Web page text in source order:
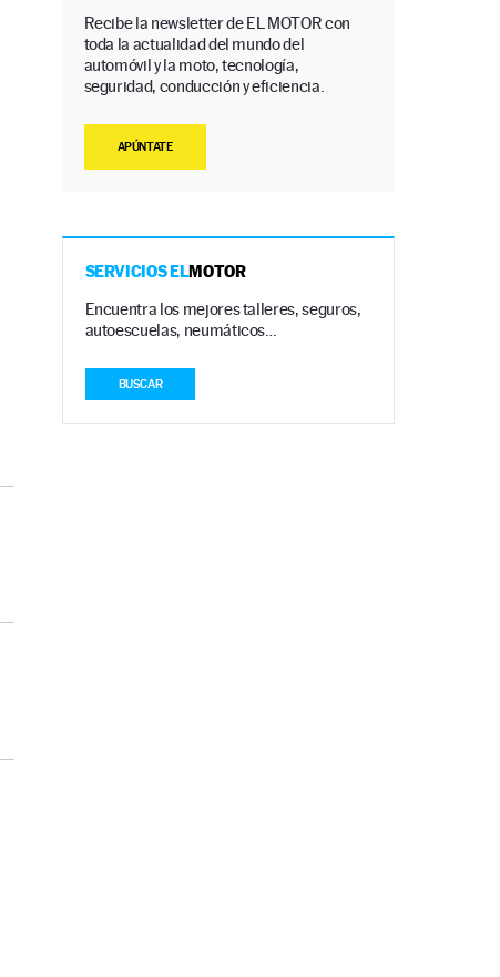
Recibe la newsletter de EL MOTOR con
toda la actualidad del mundo del
automóvil y la moto, tecnología,
seguridad, conducción y eficiencia.
APÚNTATE
SERVICIOS ELMOTOR
Encuentra los mejores talleres, seguros,
autoescuelas, neumáticos…
BUSCAR